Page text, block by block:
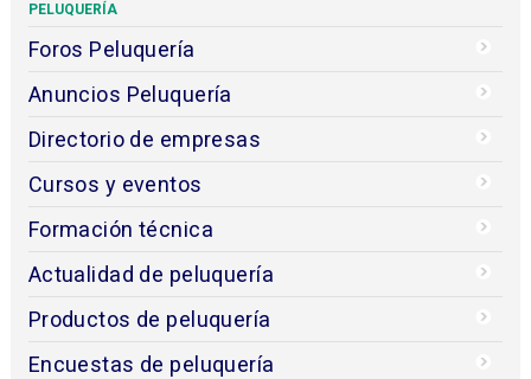
PELUQUERÍA
Foros Peluquería
Anuncios Peluquería
Directorio de empresas
Cursos y eventos
Formación técnica
Actualidad de peluquería
Productos de peluquería
Encuestas de peluquería